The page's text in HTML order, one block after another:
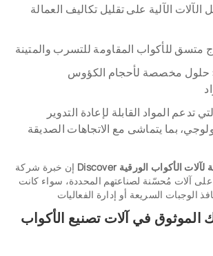
الآلات الآلية على تقليل تكاليف العمالة
: حلول مخصصة لأحجام الكؤوس
تدعم المواد القابلة لإعادة التدوير
بما يتماشى مع الاتجاهات الصديقة
Discover الأكواب الورقية
آلات مُحسّنة لصناعتهم المحددة، سواء كانت
في آلات تصنيع الأكواب